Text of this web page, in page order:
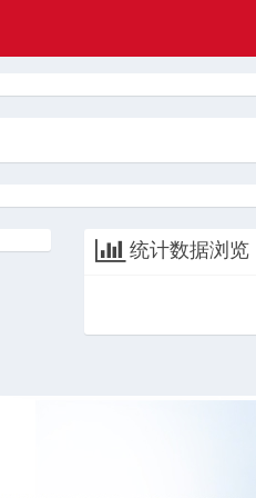
统计数据浏览